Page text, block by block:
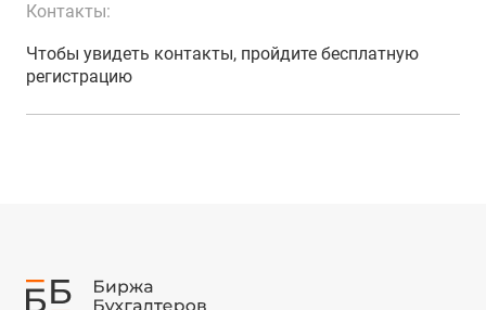
Контакты:
Чтобы увидеть контакты, пройдите бесплатную
регистрацию